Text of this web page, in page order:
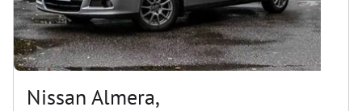
Nissan Almera,